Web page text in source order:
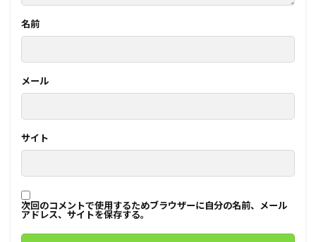
名前
メール
サイト
次回のコメントで使用するためブラウザーに自分の名前、メール
アドレス、サイトを保存する。